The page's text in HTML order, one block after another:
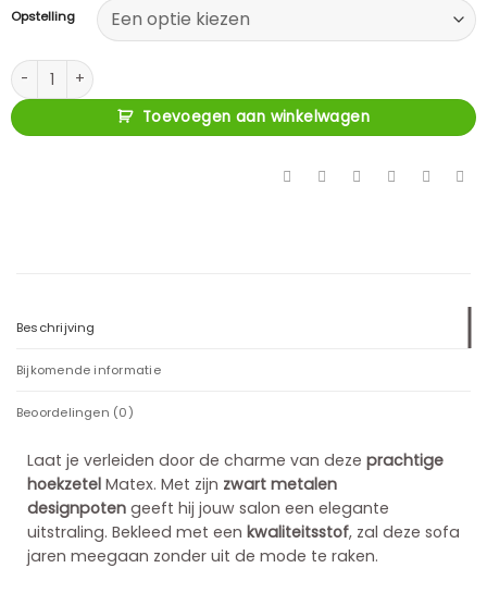
Opstelling
Kai aantal
Toevoegen aan winkelwagen
Beschrijving
Bijkomende informatie
Beoordelingen (0)
Laat je verleiden door de charme van deze prachtige
hoekzetel Matex. Met zijn zwart metalen
designpoten geeft hij jouw salon een elegante
uitstraling. Bekleed met een kwaliteitsstof, zal deze sofa
jaren meegaan zonder uit de mode te raken.